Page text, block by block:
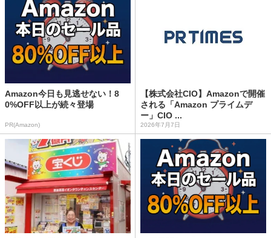
Amazon今日も見逃せない！8
0%OFF以上が続々登場
PR(Amazon)
【株式会社CIO】Amazonで開催
される「Amazon プライムデ
ー」CIO ...
2026年7月7日